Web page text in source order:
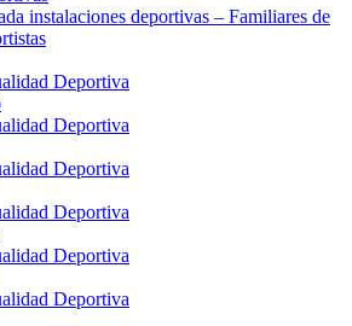
instalaciones deportivas – Familiares de
Deportiva
Deportiva
Deportiva
Deportiva
Deportiva
Deportiva